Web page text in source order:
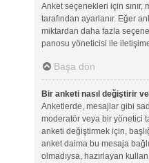
Anket seçenekleri için sınır,
tarafından ayarlanır. Eğer
miktardan daha fazla
panosu yöneticisi ile
Başa dön
Bir anketi nasıl değiştirir
Anketlerde, mesajlar gibi
moderatör veya bir yönetici
anketi değiştirmek için,
anket daima bu mesaja
olmadıysa, hazırlayan